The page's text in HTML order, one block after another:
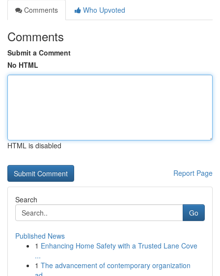
Comments
Who Upvoted
Comments
Submit a Comment
No HTML
HTML is disabled
Report Page
Search
Go
Published News
1 Enhancing Home Safety with a Trusted Lane Cove
...
1 The advancement of contemporary organization